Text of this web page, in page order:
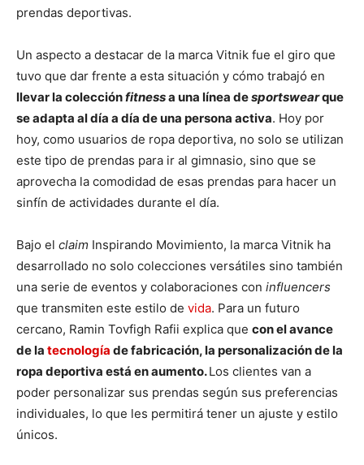
prendas deportivas.
Un aspecto a destacar de la marca Vitnik fue el giro que
tuvo que dar frente a esta situación y cómo trabajó en
llevar la colecciónfitnessa una línea desportswearque
se adapta al día a día de una persona activa. Hoy por
hoy, como usuarios de ropa deportiva, no solo se utilizan
este tipo de prendas para ir al gimnasio, sino que se
aprovecha la comodidad de esas prendas para hacer un
sinfín de actividades durante el día.
Bajo el claim Inspirando Movimiento, la marca Vitnik ha
desarrollado no solo colecciones versátiles sino también
una serie de eventos y colaboraciones con influencers
que transmiten este estilo de vida. Para un futuro
cercano, Ramin Tovfigh Rafii explica que con el avance
de la tecnología de fabricación, la personalización de la
ropa deportiva está en aumento.Los clientes van a
poder personalizar sus prendas según sus preferencias
individuales, lo que les permitirá tener un ajuste y estilo
únicos.